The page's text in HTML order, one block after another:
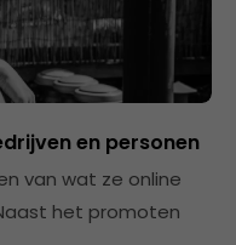
en personen
van wat ze online
het promoten